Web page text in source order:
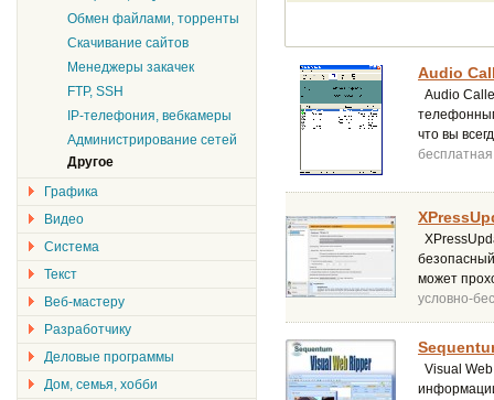
Audio
Audio
что вы
бесплатная
может
условно-
Visual
Обмен файлами, торренты
Скачивание сайтов
Менеджеры закачек
FTP, SSH
IP-телефония, вебкамеры
Администрирование сетей
Другое
Графика
Видео
Система
Текст
Веб-мастеру
Разработчику
Деловые программы
Дом, семья, хобби